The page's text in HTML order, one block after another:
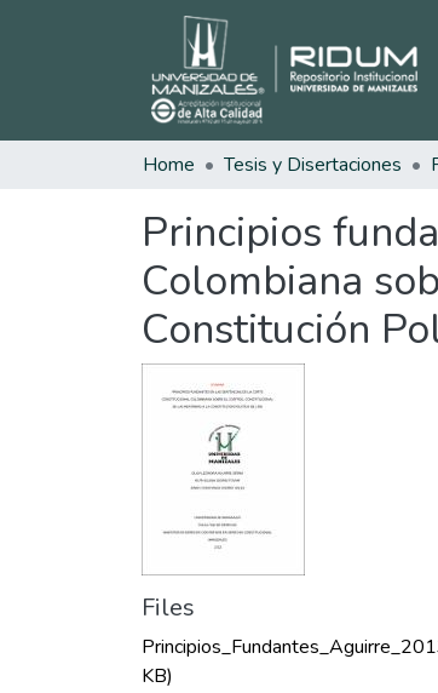
Home Tesis y Disertaciones
Principios
Colombiana
Constitución
Files
KB)